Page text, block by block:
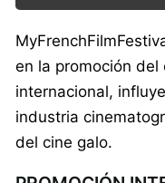
en la promoción
internacional,
industria
del cine galo.